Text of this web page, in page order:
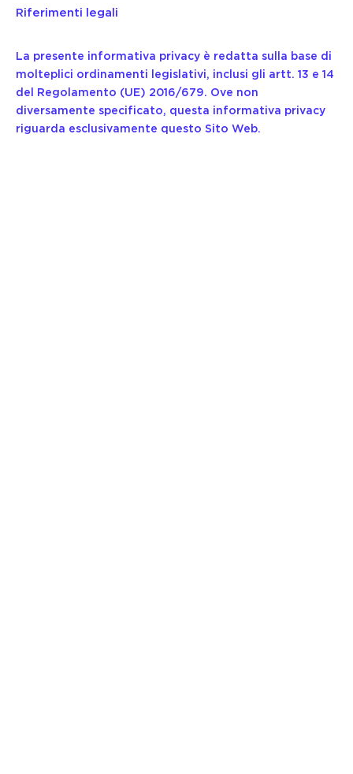
Riferimenti legali
La presente informativa privacy è redatta sulla base di
molteplici ordinamenti legislativi, inclusi gli artt. 13 e 14
del Regolamento (UE) 2016/679. Ove non
diversamente specificato, questa informativa privacy
riguarda esclusivamente questo Sito Web.